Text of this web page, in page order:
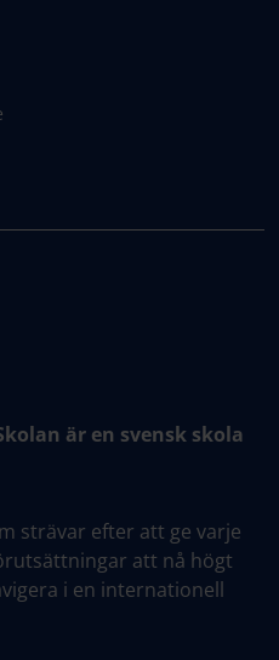
är en svensk skola
strävar efter att ge varje
att nå högt
i en internationell